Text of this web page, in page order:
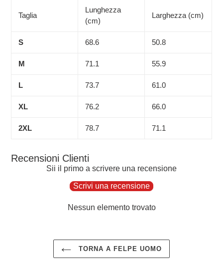
Taglia
Lunghezza
(cm)
Larghezza (cm)
S 68.6 50.8
M 71.1 55.9
L 73.7 61.0
XL 76.2 66.0
2XL 78.7 71.1
Recensioni Clienti
Sii il primo a scrivere una recensione
Scrivi una recensione
Nessun elemento trovato
TORNA A FELPE UOMO